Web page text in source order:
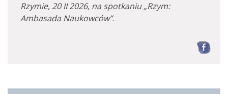
Rzymie, 20 II 2026, na spotkaniu „Rzym:
Ambasada Naukowców”.